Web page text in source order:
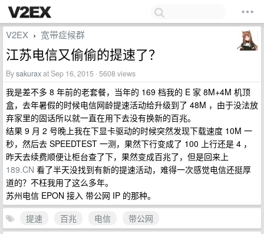
V2EX › 宽带症候群
江苏电信又偷偷的提速了？
Bysakuraxat Sep 16, 2015 · 5608 views
我是差不多 8 年前的老套餐，当年的 169 档我的 E 家 8M+4M 机顶
盒，去年暑假的时候电信网龄提速活动给升级到了 48M ，由于没法放
弃家里的固话所以就一直在用下去没有换新的百兆。
结果 9 月 2 号晚上我在下显卡驱动的时候突然发现下载速度 10M 一
秒，然后去 SPEEDTEST 一测，果然下行变成了 100 上行还是 4 ，
昨天去续费顺便让柜台查了下，果然变成百兆了，但是回来上
189.CN 看了半天没找到有新的提速活动，难得一次感觉电信还挺厚
道的？不枉我用了这么多年。
苏州电信 EPON 接入 带公网 IP 的那种。
提速
百兆 电信
带公网